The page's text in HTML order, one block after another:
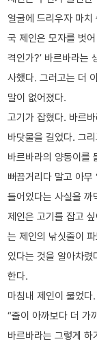
얼굴에 드리우자 마
국 제인은 모자를 벗
격인가?’ 바르바라는
사했다. 그러고는 더
말이 없어졌다.
고기가 잡혔다. 바르
바닷물을 길었다. 그
바르바라의 양동이를
뻐끔거리다 말고 아무
들어있다는 사실을 까
제인은 고기를 잡고
는 제인의 낚싯줄이
있다는 것을 알아차
한다.
마침내 제인이 물었다.
“줄이 아까보다 더 가
바르바라는 그렇게